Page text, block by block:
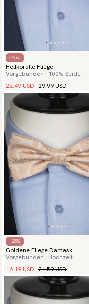
- 25%
Hellkoralle Fliege
Vorgebunden | 100% Seide
22.49 USD 29.99 USD
- 25%
Goldene Fliege Damask
Vorgebunden | Hochzeit
16.19 USD 21.59 USD